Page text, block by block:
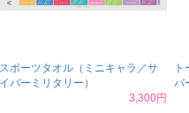
スポーツタオル（ミニキャラ／サ
イバーミリタリー）
3,300円
バ